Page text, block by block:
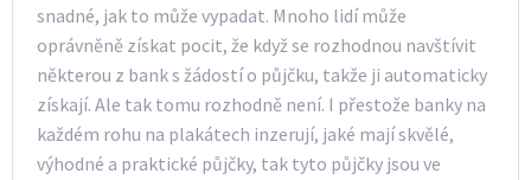
snadné, jak to může vypadat. Mnoho lidí může
oprávněně získat pocit, že když se rozhodnou navštívit
některou z bank s žádostí o půjčku, takže ji automaticky
získají. Ale tak tomu rozhodně není. I přestože banky na
každém rohu na plakátech inzerují, jaké mají skvělé,
výhodné a praktické půjčky, tak tyto půjčky jsou ve